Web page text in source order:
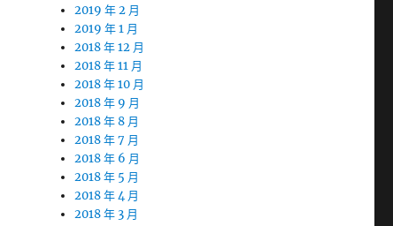
2019 年 2 月
2019 年 1 月
2018 年 12 月
2018 年 11 月
2018 年 10 月
2018 年 9 月
2018 年 8 月
2018 年 7 月
2018 年 6 月
2018 年 5 月
2018 年 4 月
2018 年 3 月